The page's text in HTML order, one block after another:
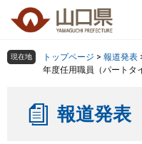
の
ー
組織で探す
検索の仕方 組織で探す
現在地 トップページ > 報道発表
年度任用職員（パートタ
報道発表